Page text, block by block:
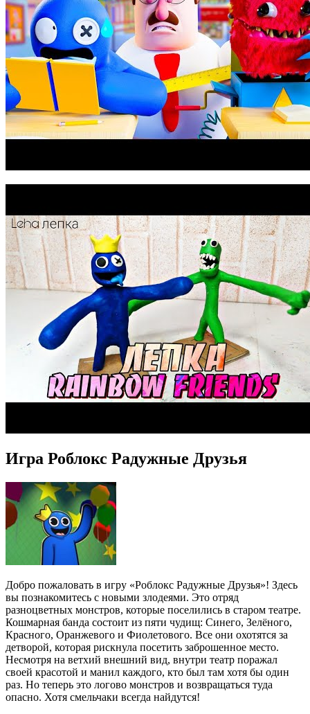
Игра Роблокс Радужные Друзья
Добро пожаловать в игру «Роблокс Радужные Друзья»! Здесь
вы познакомитесь с новыми злодеями. Это отряд
разноцветных монстров, которые поселились в старом театре.
Кошмарная банда состоит из пяти чудищ: Синего, Зелёного,
Красного, Оранжевого и Фиолетового. Все они охотятся за
детворой, которая рискнула посетить заброшенное место.
Несмотря на ветхий внешний вид, внутри театр поражал
своей красотой и манил каждого, кто был там хотя бы один
раз. Но теперь это логово монстров и возвращаться туда
опасно. Хотя смельчаки всегда найдутся!